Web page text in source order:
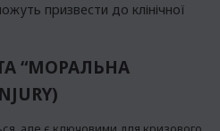
призвести до клінічної
“МОРАЛЬНА